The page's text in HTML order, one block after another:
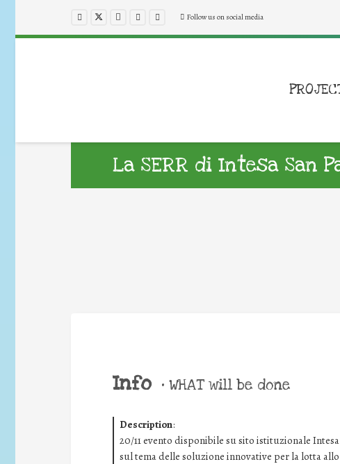
Follow us on social media
La SERR di Intesa San
Info • WHAT will be done
Description:
20/11 evento disponibile su sito istituzionale
sul tema delle soluzione innovative per la lotta